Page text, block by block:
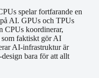
spelar fortfarande en
AI. GPUs och TPUs
CPUs koordinerar,
faktiskt gör AI
AI-infrastruktur är
bara för att allt